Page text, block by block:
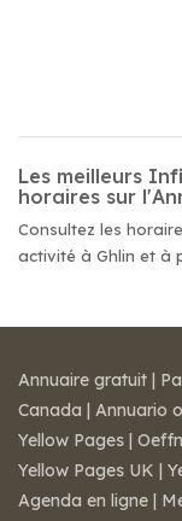
Les meilleurs
horaires sur
Consultez les
activité à Ghlin et à
Annuaire gratuit |
Canada | Annuario
Yellow Pages |
Yellow Pages UK |
Agenda en ligne |